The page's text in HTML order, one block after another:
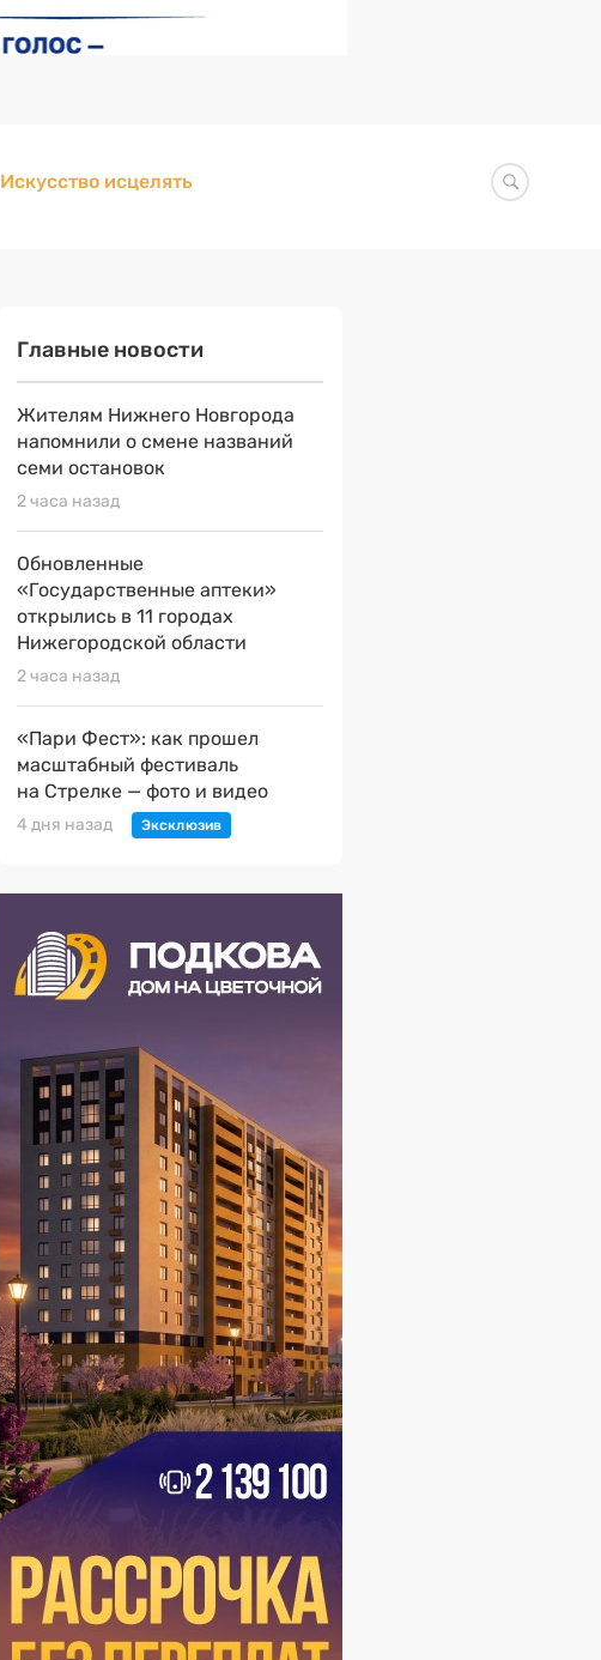
Искусство исцелять
Главные новости
Жителям Нижнего Новгорода
напомнили о смене названий
семи остановок
2 часа назад
Обновленные
«Государственные аптеки»
открылись в 11 городах
Нижегородской области
2 часа назад
«Пари Фест»: как прошел
масштабный фестиваль
на Стрелке — фото и видео
4 дня назад